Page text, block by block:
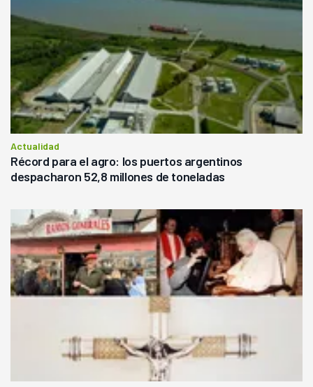
Actualidad
Récord para el agro: los puertos argentinos
despacharon 52,8 millones de toneladas